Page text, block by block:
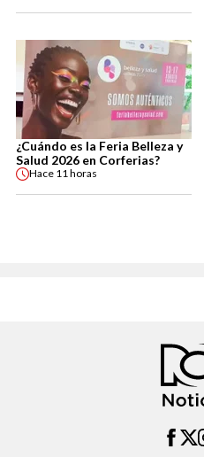
¿Cuándo es la Feria Belleza y
Salud 2026 en Corferias?
Hace 11 horas